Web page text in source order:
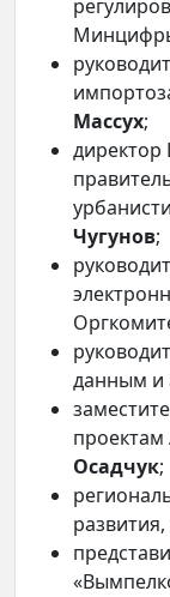
Массух;
директор
Чугунов;
данным и
Осадчук;